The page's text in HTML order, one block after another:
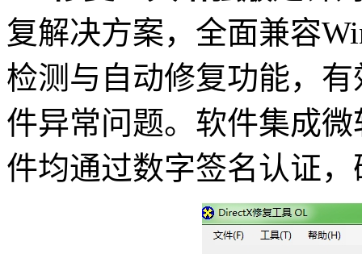
复解决方案，全面兼容
检测与自动修复功能，
件异常问题。软件集成
件均通过数字签名认证